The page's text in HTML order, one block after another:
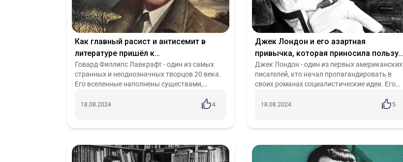
Как главный расист и антисемит в
литературе пришёл к
социалистическим взглядам.
Лавкрафтовский ужас и
современность
Говард Филлипс Лавкрафт - один из самых
странных и неоднозначных творцов 20 века.
Его вселенные наполнены существами,
мир. Человечество в его произведениях пре...
18.08.2024 4
Джек Лондон и его азартная
привычка, которая приносила пользу
всем
Джек Лондон - один из первых американских
писателей, кто начал пропагандировать в
своих романах социалистические идеи. Его
Ленин называл своим любимым произвед...
18.08.2024 5